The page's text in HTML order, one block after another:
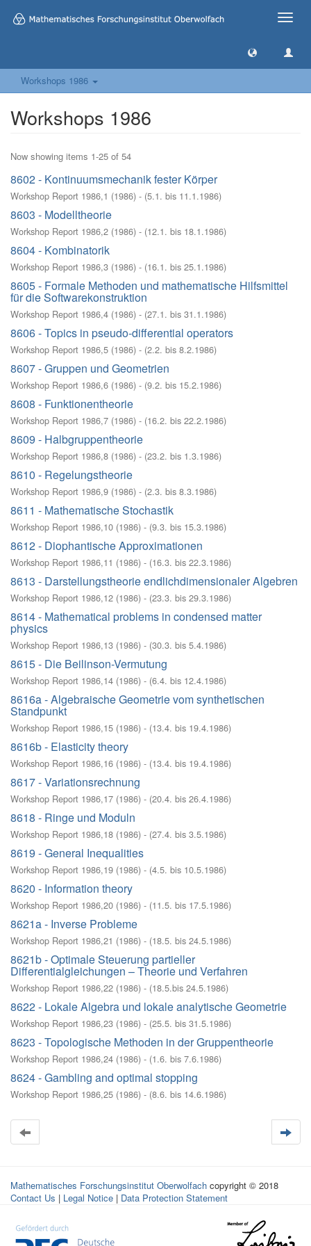
Toggle
Workshops 1986
Workshops 1986
Now showing items 1-25 of 54
8602 - Kontinuumsmechanik fester Körper
Workshop Report 1986,1 (1986) - (5.1. bis 11.1.1986)
8603 - Modelltheorie
Workshop Report 1986,2 (1986) - (12.1. bis 18.1.1986)
8604 - Kombinatorik
Workshop Report 1986,3 (1986) - (16.1. bis 25.1.1986)
8605 - Formale Methoden und mathematische Hilfsmittel
für die Softwarekonstruktion
Workshop Report 1986,4 (1986) - (27.1. bis 31.1.1986)
8606 - Topics in pseudo-differential operators
Workshop Report 1986,5 (1986) - (2.2. bis 8.2.1986)
8607 - Gruppen und Geometrien
Workshop Report 1986,6 (1986) - (9.2. bis 15.2.1986)
8608 - Funktionentheorie
Workshop Report 1986,7 (1986) - (16.2. bis 22.2.1986)
8609 - Halbgruppentheorie
Workshop Report 1986,8 (1986) - (23.2. bis 1.3.1986)
8610 - Regelungstheorie
Workshop Report 1986,9 (1986) - (2.3. bis 8.3.1986)
8611 - Mathematische Stochastik
Workshop Report 1986,10 (1986) - (9.3. bis 15.3.1986)
8612 - Diophantische Approximationen
Workshop Report 1986,11 (1986) - (16.3. bis 22.3.1986)
8613 - Darstellungstheorie endlichdimensionaler Algebren
Workshop Report 1986,12 (1986) - (23.3. bis 29.3.1986)
8614 - Mathematical problems in condensed matter
physics
Workshop Report 1986,13 (1986) - (30.3. bis 5.4.1986)
8615 - Die Beilinson-Vermutung
Workshop Report 1986,14 (1986) - (6.4. bis 12.4.1986)
8616a - Algebraische Geometrie vom synthetischen
Standpunkt
Workshop Report 1986,15 (1986) - (13.4. bis 19.4.1986)
8616b - Elasticity theory
Workshop Report 1986,16 (1986) - (13.4. bis 19.4.1986)
8617 - Variationsrechnung
Workshop Report 1986,17 (1986) - (20.4. bis 26.4.1986)
8618 - Ringe und Moduln
Workshop Report 1986,18 (1986) - (27.4. bis 3.5.1986)
8619 - General Inequalities
Workshop Report 1986,19 (1986) - (4.5. bis 10.5.1986)
8620 - Information theory
Workshop Report 1986,20 (1986) - (11.5. bis 17.5.1986)
8621a - Inverse Probleme
Workshop Report 1986,21 (1986) - (18.5. bis 24.5.1986)
8621b - Optimale Steuerung partieller
Differentialgleichungen – Theorie und Verfahren
Workshop Report 1986,22 (1986) - (18.5.bis 24.5.1986)
8622 - Lokale Algebra und lokale analytische Geometrie
Workshop Report 1986,23 (1986) - (25.5. bis 31.5.1986)
8623 - Topologische Methoden in der Gruppentheorie
Workshop Report 1986,24 (1986) - (1.6. bis 7.6.1986)
8624 - Gambling and optimal stopping
Workshop Report 1986,25 (1986) - (8.6. bis 14.6.1986)
Mathematisches Forschungsinstitut Oberwolfach copyright © 2018
Contact Us | Legal Notice | Data Protection Statement